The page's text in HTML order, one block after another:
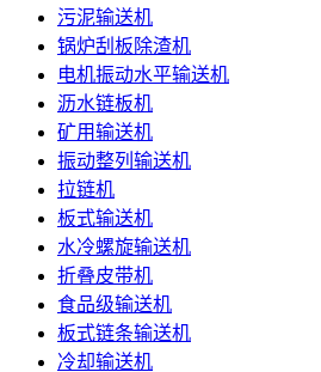
污泥输送机
锅炉刮板除渣机
电机振动水平输送机
沥水链板机
矿用输送机
振动整列输送机
拉链机
板式输送机
水冷螺旋输送机
折叠皮带机
食品级输送机
板式链条输送机
冷却输送机